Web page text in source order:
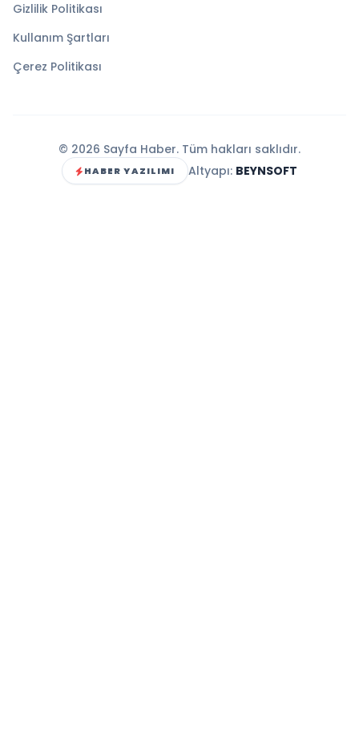
Gizlilik Politikası
Kullanım Şartları
Çerez Politikası
© 2026 Sayfa Haber. Tüm hakları saklıdır.
HABER YAZILIMI Altyapı: BEYNSOFT